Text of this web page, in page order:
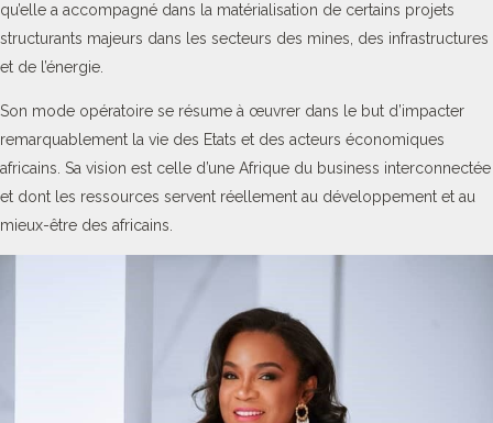
qu’elle a accompagné dans la matérialisation de certains projets
structurants majeurs dans les secteurs des mines, des infrastructures
et de l’énergie.
Son mode opératoire se résume à œuvrer dans le but d’impacter
remarquablement la vie des Etats et des acteurs économiques
africains. Sa vision est celle d’une Afrique du business interconnectée
et dont les ressources servent réellement au développement et au
mieux-être des africains.